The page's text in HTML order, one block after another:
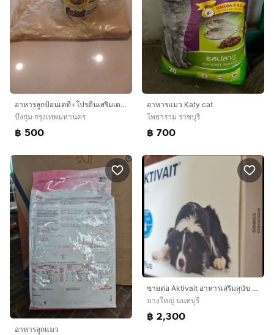
อาหารลูกป้อนเคที่+โปรตีนเสริมเดนคาวิท
บึงกุ่ม กรุงเทพมหานคร
฿ 500
อาหารแมว Katy cat
โพธาราม ราชบุรี
฿ 700
อาหารลูกแมว
ขายต่อ Aktivait อาหารเสริมสุนัข 1 กล่อง 60 แคปซูล
บางใหญ่ นนทบุรี
฿ 2,300